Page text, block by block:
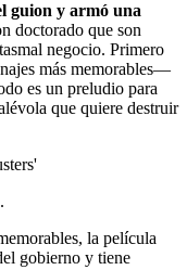
guion y armó una
doctorado que son
negocio. Primero
más memorables—
es un preludio para
que quiere destruir
la película
gobierno y tiene